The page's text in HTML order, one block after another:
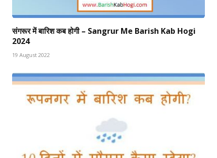
संगरूर में बारिश कब होगी – Sangrur Me Barish Kab Hogi
2024
19 August 2022